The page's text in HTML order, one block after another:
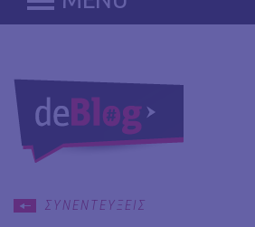
ΣΥΝΕΝΤΕΥΞΕΙΣ